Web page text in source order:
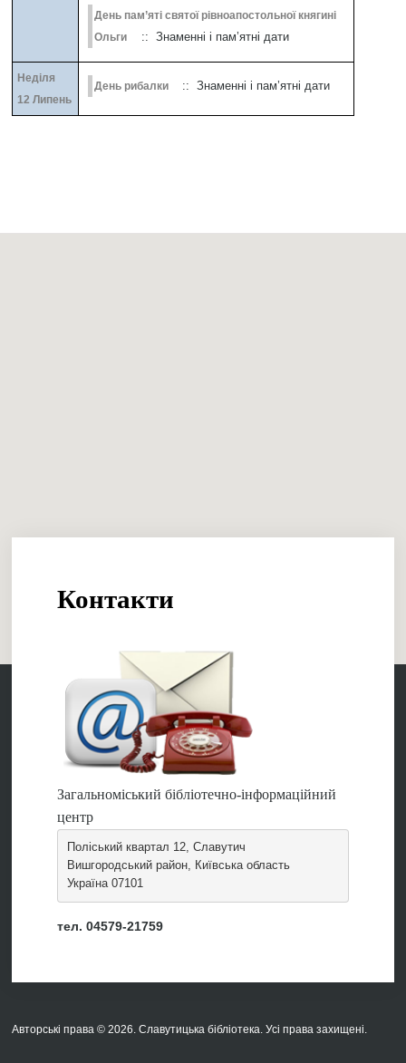
День пам’яті святої рівноапостольної княгині
Ольги
:: Знаменні і пам’ятні дати
Неділя
12 Липень
День рибалки :: Знаменні і пам’ятні дати
Контакти
Загальноміський бібліотечно-інформаційний
центр
Поліський квартал 12, Славутич
Вишгородський район, Київська область
Україна 07101
тел. 04579-21759
Авторські права © 2026. Славутицька бібліотека. Усі права захищені.